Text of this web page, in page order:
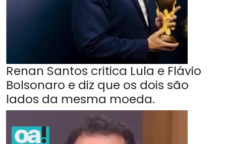
Renan Santos critica Lula e Flávio
Bolsonaro e diz que os dois são
lados da mesma moeda.